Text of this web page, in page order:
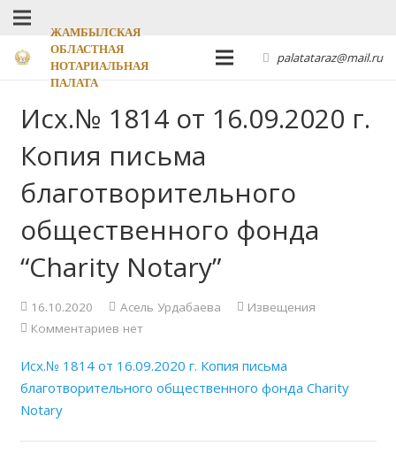
ЖАМБЫЛСКАЯ
ОБЛАСТНАЯ
НОТАРИАЛЬНАЯ
ПАЛАТА
palatataraz@mail.ru
Исх.№ 1814 от 16.09.2020 г.
Копия письма
благотворительного
общественного фонда
“Charity Notary”
16.10.2020 Асель Урдабаева
Извещения
Комментариев нет
Исх.№ 1814 от 16.09.2020 г. Копия письма
благотворительного общественного фонда Charity
Notary